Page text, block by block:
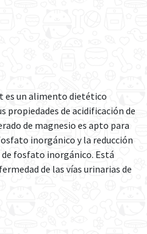
es un alimento dietético
propiedades de acidificación de
de magnesio es apto para
inorgánico y la reducción
fosfato inorgánico. Está
de las vías urinarias de